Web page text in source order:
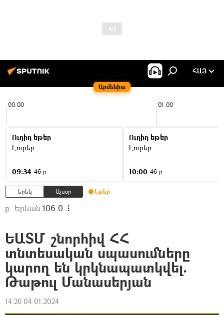
Արմենիա
ՀԱՅ
00:00 01:00
Ուղիղ եթեր
Լուրեր
09:34 46 ր
Ուղիղ եթեր
Լուրեր
10:00 46 ր
Երեկ Այսօր Եթեր
ք. Երևան 106.0
ԵԱՏՄ շնորհիվ ՀՀ
տնտեսական սպասումները
կարող են կրկնապատկվել.
Թաթուլ Մանասերյան
14:26 04.01.2024